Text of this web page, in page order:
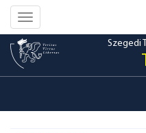
Toggle
navigation
Szegedi